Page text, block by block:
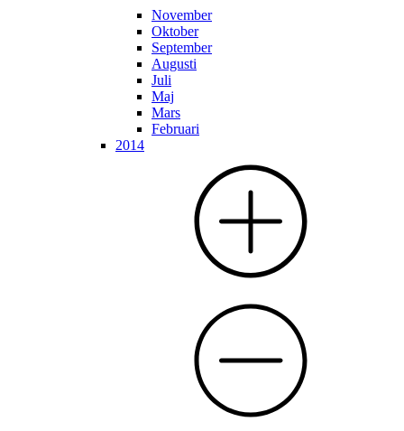
November
Oktober
September
Augusti
Juli
Maj
Mars
Februari
2014